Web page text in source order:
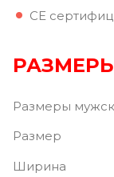
СЕ
Размеры
Pазмер
Ширина